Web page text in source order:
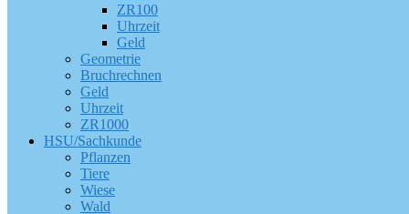
ZR100
Uhrzeit
Geld
Geometrie
Bruchrechnen
Geld
Uhrzeit
ZR1000
HSU/Sachkunde
Pflanzen
Tiere
Wiese
Wald